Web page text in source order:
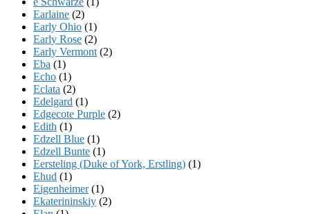
Earlaine (2)
Early Ohio (1)
Early Rose (2)
Early Vermont (2)
Eba (1)
Echo (1)
Eclata (2)
Edelgard (1)
Edgecote Purple (2)
Edith (1)
Edzell Blue (1)
Edzell Bunte (1)
Eersteling (Duke of York, Erstling) (1)
Ehud (1)
Eigenheimer(1)
Ekaterininskiy (2)